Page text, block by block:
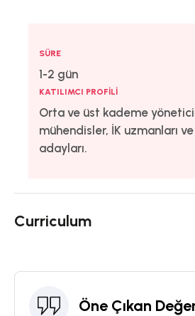
SÜRE
1-2 gün
KATILIMCI PROFILI
Orta ve üst kademe
mühendisler, İK uzmanları
adayları.
Curriculum
Öne Çıkan